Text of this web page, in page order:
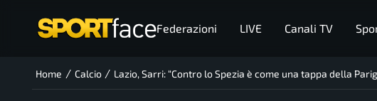
Federazioni LIVE Canali TV
Home / Calcio / Lazio, Sarri: “Contro lo Spezia è come una tappa della